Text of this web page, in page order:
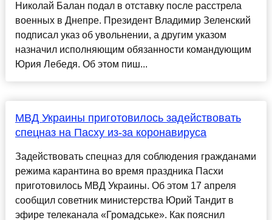
Николай Балан подал в отставку после расстрела
военных в Днепре. Президент Владимир Зеленский
подписал указ об увольнении, а другим указом
назначил исполняющим обязанности командующим
Юрия Лебедя. Об этом пиш...
МВД Украины приготовилось задействовать
спецназ на Пасху из-за коронавируса
Задействовать спецназ для соблюдения гражданами
режима карантина во время праздника Пасхи
приготовилось МВД Украины. Об этом 17 апреля
сообщил советник министерства Юрий Тандит в
эфире телеканала «Громадське». Как пояснил